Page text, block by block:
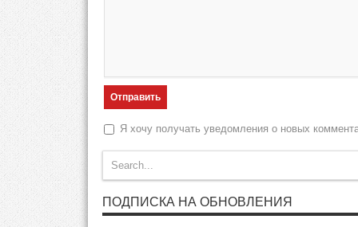
Я хочу получать уведомления о новых
ПОДПИСКА НА ОБНОВЛЕНИЯ